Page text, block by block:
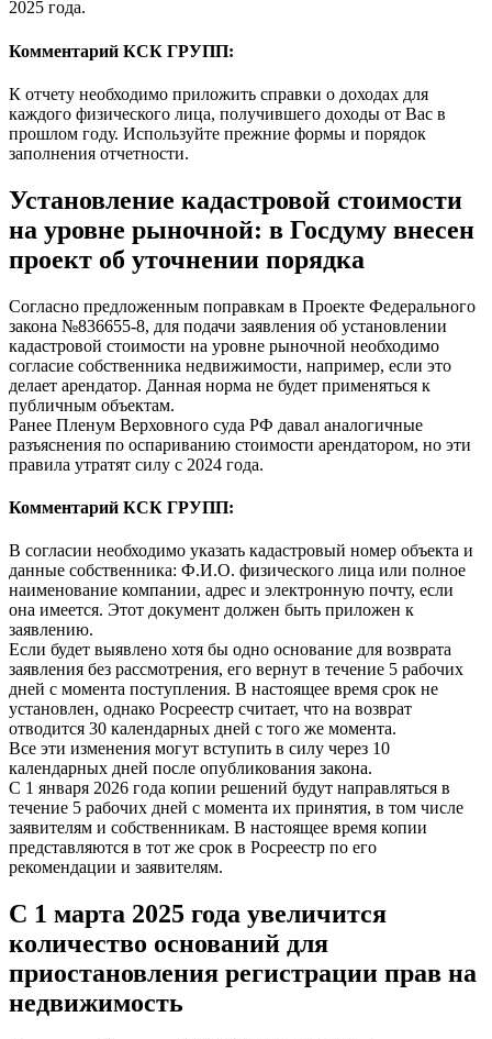
2025 года.
Комментарий КСК ГРУПП:
К отчету необходимо приложить справки о доходах для
каждого физического лица, получившего доходы от Вас в
прошлом году. Используйте прежние формы и порядок
заполнения отчетности.
Установление кадастровой стоимости
на уровне рыночной: в Госдуму внесен
проект об уточнении порядка
Согласно предложенным поправкам в Проекте Федерального
закона №836655-8, для подачи заявления об установлении
кадастровой стоимости на уровне рыночной необходимо
согласие собственника недвижимости, например, если это
делает арендатор. Данная норма не будет применяться к
публичным объектам.
Ранее Пленум Верховного суда РФ давал аналогичные
разъяснения по оспариванию стоимости арендатором, но эти
правила утратят силу с 2024 года.
Комментарий КСК ГРУПП:
В согласии необходимо указать кадастровый номер объекта и
данные собственника: Ф.И.О. физического лица или полное
наименование компании, адрес и электронную почту, если
она имеется. Этот документ должен быть приложен к
заявлению.
Если будет выявлено хотя бы одно основание для возврата
заявления без рассмотрения, его вернут в течение 5 рабочих
дней с момента поступления. В настоящее время срок не
установлен, однако Росреестр считает, что на возврат
отводится 30 календарных дней с того же момента.
Все эти изменения могут вступить в силу через 10
календарных дней после опубликования закона.
С 1 января 2026 года копии решений будут направляться в
течение 5 рабочих дней с момента их принятия, в том числе
заявителям и собственникам. В настоящее время копии
представляются в тот же срок в Росреестр по его
рекомендации и заявителям.
С 1 марта 2025 года увеличится
количество оснований для
приостановления регистрации прав на
недвижимость